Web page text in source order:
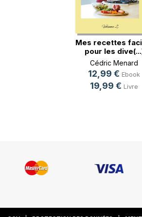
Mes recettes
pour les
Cédric Menard
12,99 € Ebook
19,99 € Livre